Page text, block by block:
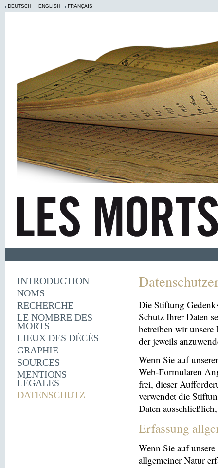
DEUTSCH ENGLISH FRANÇAIS
INTRODUCTION
NOMS
RECHERCHE
LE NOMBRE DES
MORTS
LIEUX DES DÉCÈS
GRAPHIE
SOURCES
MENTIONS
LÉGALES
DATENSCHUTZ
Die Stiftung
Schutz Ihrer Daten
betreiben wir
der jeweils
Wenn Sie auf
Web-Formularen
frei, dieser
verwendet die
Daten
Erfassung
Wenn Sie auf
allgemeiner Natur